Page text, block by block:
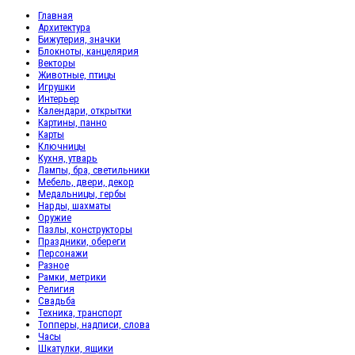
Главная
Архитектура
Бижутерия, значки
Блокноты, канцелярия
Векторы
Животные, птицы
Игрушки
Интерьер
Календари, открытки
Картины, панно
Карты
Ключницы
Кухня, утварь
Лампы, бра, светильники
Мебель, двери, декор
Медальницы, гербы
Нарды, шахматы
Оружие
Пазлы, конструкторы
Праздники, обереги
Персонажи
Разное
Рамки, метрики
Религия
Свадьба
Техника, транспорт
Топперы, надписи, слова
Часы
Шкатулки, ящики